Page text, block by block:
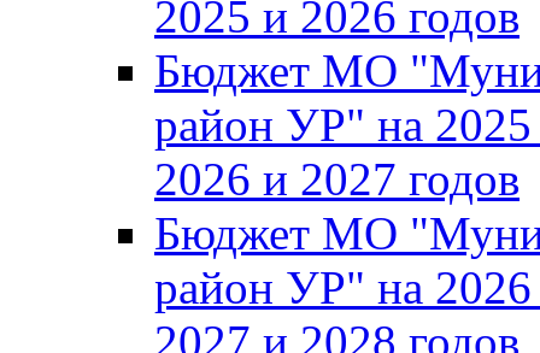
2025 и 2026 годов
Бюджет МО
район УР" на 2025
2026 и 2027 годов
Бюджет МО
район УР" на 2026
2027 и 2028 годов